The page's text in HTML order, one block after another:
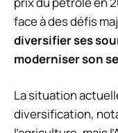
face à des défis
diversifier ses
moderniser son
La situation
diversification,